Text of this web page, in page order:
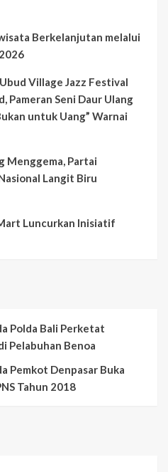
Berkelanjutan melalui
Village Jazz Festival
Pameran Seni Daur Ulang
untuk Uang” Warnai
Menggema, Partai
Langit Biru
Luncurkan Inisiatif
Polda Bali Perketat
Pelabuhan Benoa
Pemkot Denpasar Buka
Tahun 2018